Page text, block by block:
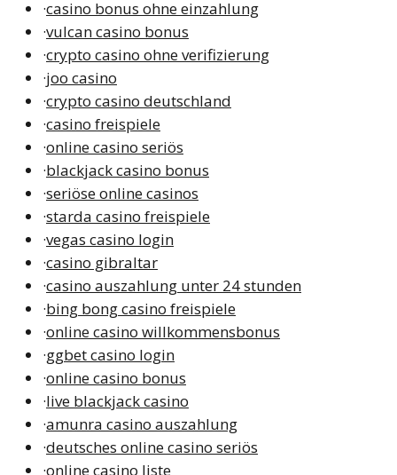
·casino bonus ohne einzahlung
·vulcan casino bonus
·crypto casino ohne verifizierung
·joo casino
·crypto casino deutschland
·casino freispiele
·online casino seriös
·blackjack casino bonus
·seriöse online casinos
·starda casino freispiele
·vegas casino login
·casino gibraltar
·casino auszahlung unter 24 stunden
·bing bong casino freispiele
·online casino willkommensbonus
·ggbet casino login
·online casino bonus
·live blackjack casino
·amunra casino auszahlung
·deutsches online casino seriös
·online casino liste